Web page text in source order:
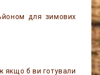
для зимових
якщо б ви готували